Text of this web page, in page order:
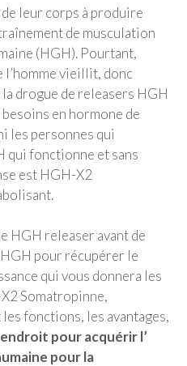
leur corps à produire
de musculation
(HGH). Pourtant,
l’homme vieillit, donc
drogue de releasers HGH
en hormone de
les personnes qui
qui fonctionne et sans
est HGH-X2
HGH releaser avant de
pour récupérer le
qui vous donnera les
Somatropinne,
fonctions, les avantages,
pour acquérir l’
pour la